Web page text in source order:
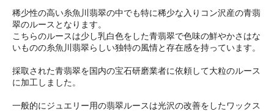
稀少性の高い糸魚川翡翠の中でも特に稀少な入りコン沢産の青翡
翠のルースとなります。
こちらのルースは少し乳白色をした青翡翠で色味の鮮やかさはな
いものの糸魚川翡翠らしい独特の風情と存在感を持っています。
採取された青翡翠を国内の宝石研磨業者に依頼して大粒のルース
に加工しました。
一般的にジュエリー用の翡翠ルースは光沢の改善をしたワックス